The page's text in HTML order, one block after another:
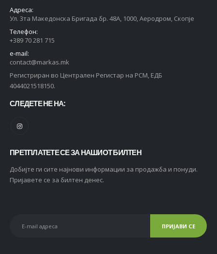
Адреса:
Ул. 3та Македонска Бригада бр. 48А, 1000, Аеродром, Скопје
Телефон:
+389 70 281 715
e-mail:
contact@markas.mk
Регистриран во Централен Регистар на РСМ, ЕДБ
4044021518150.
СЛЕДЕТЕ НЕ НА:
ПРЕТПЛАТЕТЕ СЕ ЗА НАШИОТ БИЛТЕН
Добијте ги сите најнови информации за продажба и понуди.
Пријавете се за билтен денес.